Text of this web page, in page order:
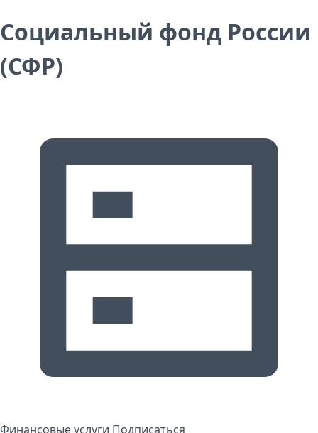
Социальный фонд России
(СФР)
Финансовые услуги Подписаться